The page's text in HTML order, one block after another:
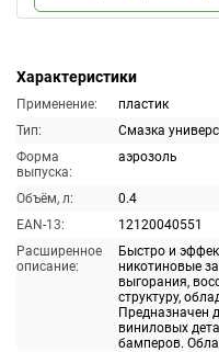
Характеристики
Применение:
пластик
Тип:
Смазка
Форма
выпуска:
аэрозоль
Объём, л:
0.4
EAN-13:
12120040551
Расширенное
описание:
Быстро и
никотиновые
выгорания,
структуру,
Предназначен
виниловых
бамперов.